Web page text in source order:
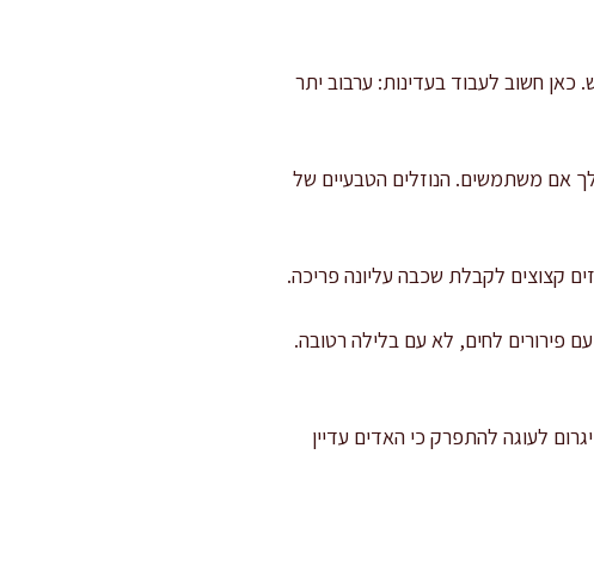
עד שאין קמח יבש. כאן חשוב לעבוד בעדינות: ערבוב יתר
אם משתמשים. הנוזלים הטבעיים של
אחרי 45 דקות: קיסם צריך לצאת עם פירורים לחים, לא עם בלילה רטובה.
יגרום לעוגה להתפרק כי האדים עדיין